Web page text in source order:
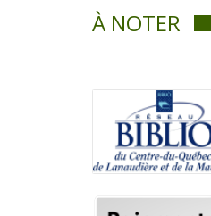
À NOTER